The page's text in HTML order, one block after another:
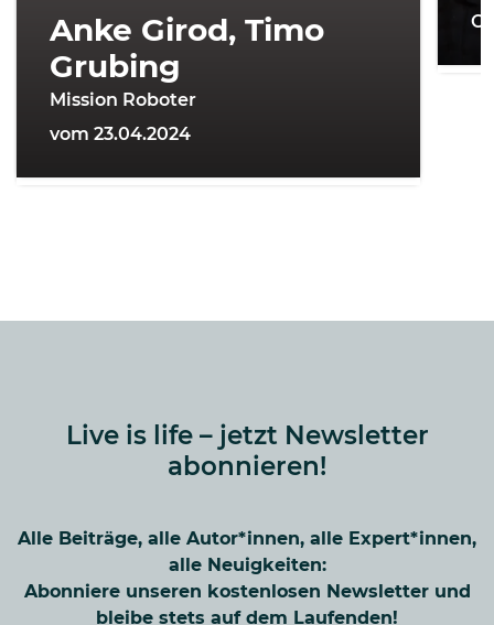
Anke Girod, Timo
Grubing
Mission Roboter
vom 23.04.2024
Live is life – jetzt Newsletter
abonnieren!
Alle Beiträge, alle Autor*innen, alle Expert*innen,
alle Neuigkeiten:
Abonniere unseren kostenlosen Newsletter und
bleibe stets auf dem Laufenden!